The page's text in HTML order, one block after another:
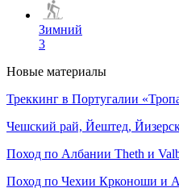
Зимний
3
Новые материалы
Треккинг в Португалии
Чешский рай, Йештед,
Поход по Албании Theth и
Поход по Чехии Крконоши и